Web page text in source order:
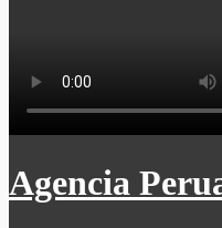
Agencia